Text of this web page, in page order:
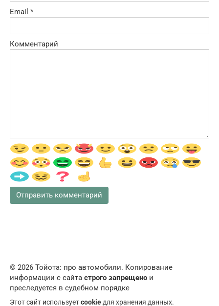
Email *
Комментарий
© 2026 Тойота: про автомобили. Копирование
информации с сайта строго запрещено и
преследуется в судебном порядке
Этот сайт используетcookieдля хранения данных.